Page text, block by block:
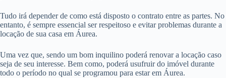
Tudo irá depender de como está disposto o contrato entre as partes. No
entanto, é sempre essencial ser respeitoso e evitar problemas durante a
locação de sua casa em Áurea.
Uma vez que, sendo um bom inquilino poderá renovar a locação caso
seja de seu interesse. Bem como, poderá usufruir do imóvel durante
todo o período no qual se programou para estar em Áurea.